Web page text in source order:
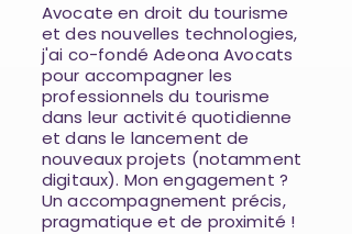
Avocate en droit du tourisme
et des nouvelles technologies,
j'ai co-fondé Adeona Avocats
pour accompagner les
professionnels du tourisme
dans leur activité quotidienne
et dans le lancement de
nouveaux projets (notamment
digitaux). Mon engagement ?
Un accompagnement précis,
pragmatique et de proximité !